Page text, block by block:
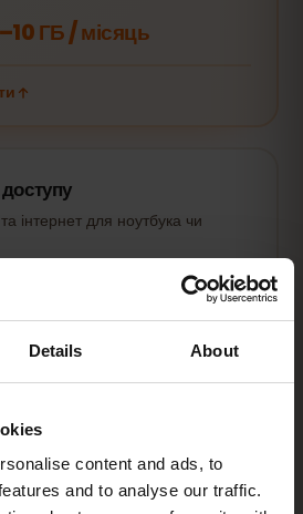
Details About
content and ads, to
and to analyse our traffic.
ГБ / місяць
доступу
інтернет для ноутбука чи
способу використання.